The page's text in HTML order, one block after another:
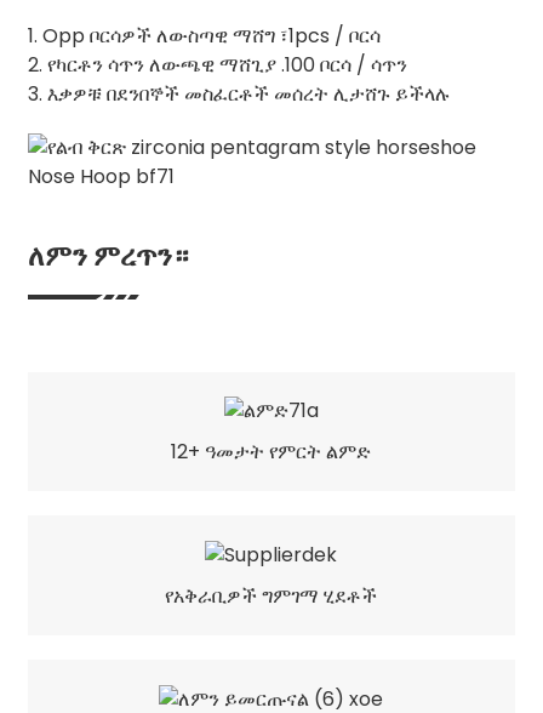
1. Opp ቦርሳዎች ለውስጣዊ ማሸግ ፣1pcs / ቦርሳ
2. የካርቶን ሳጥን ለውጫዊ ማሸጊያ .100 ቦርሳ / ሳጥን
3. እቃዎቹ በደንበኞች መስፈርቶች መሰረት ሊታሸጉ ይችላሉ
ለምን ምረጥን።
12+ ዓመታት የምርት ልምድ
የአቅራቢዎች ግምገማ ሂደቶች